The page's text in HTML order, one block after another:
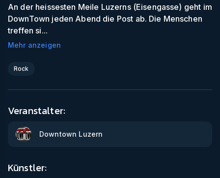
An der heissesten Meile Luzerns (Eisengasse) geht im
DownTown jeden Abend die Post ab. Die Menschen
treffen si...
Mehr anzeigen
Rock
Veranstalter:
Downtown Luzern
Künstler: